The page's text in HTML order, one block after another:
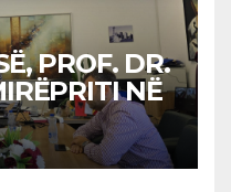
PROF. DR.
NË
E
BURIM